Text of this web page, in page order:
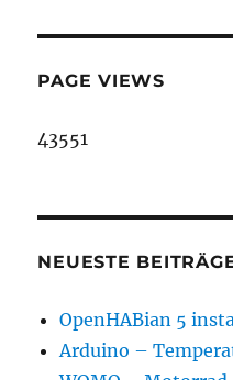
PAGE VIEWS
43551
NEUESTE
OpenHABian 5
Arduino –